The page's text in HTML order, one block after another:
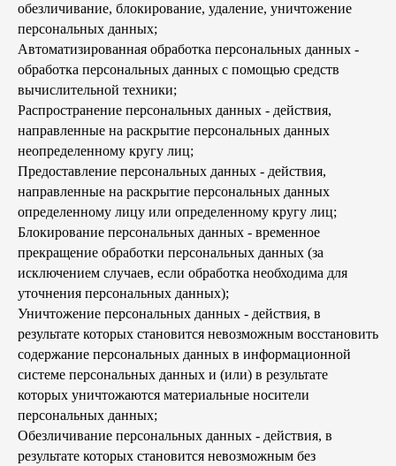
обезличивание, блокирование, удаление, уничтожение
персональных данных;
Автоматизированная обработка персональных данных -
обработка персональных данных с помощью средств
вычислительной техники;
Распространение персональных данных - действия,
направленные на раскрытие персональных данных
неопределенному кругу лиц;
Предоставление персональных данных - действия,
направленные на раскрытие персональных данных
определенному лицу или определенному кругу лиц;
Блокирование персональных данных - временное
прекращение обработки персональных данных (за
исключением случаев, если обработка необходима для
уточнения персональных данных);
Уничтожение персональных данных - действия, в
результате которых становится невозможным восстановить
содержание персональных данных в информационной
системе персональных данных и (или) в результате
которых уничтожаются материальные носители
персональных данных;
Обезличивание персональных данных - действия, в
результате которых становится невозможным без